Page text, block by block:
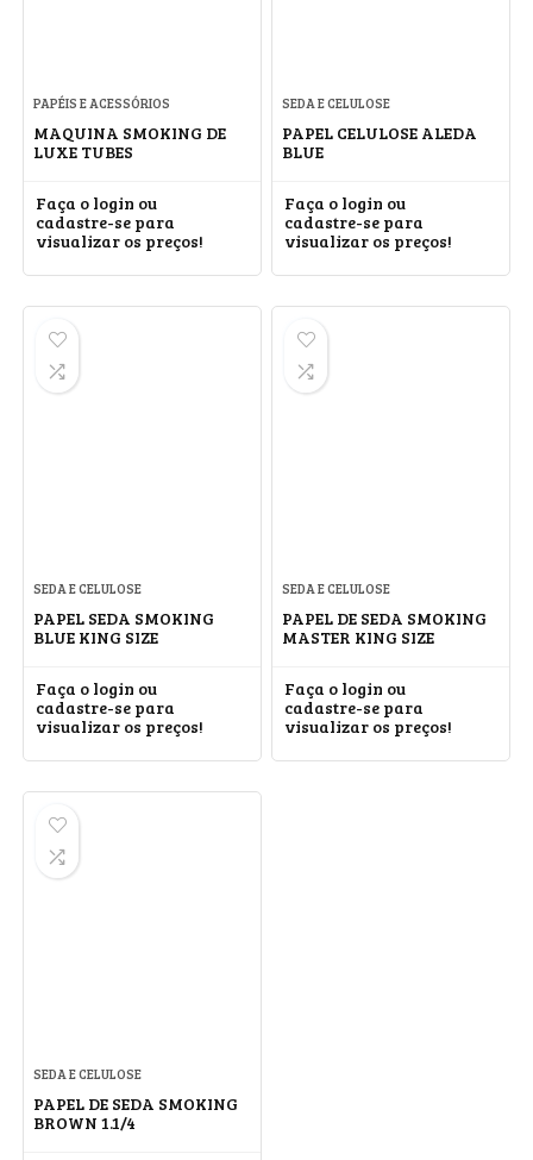
PAPÉIS E ACESSÓRIOS
MAQUINA SMOKING DE
LUXE TUBES
Faça o login ou
cadastre-se para
visualizar os preços!
SEDA E CELULOSE
PAPEL CELULOSE ALEDA
BLUE
Faça o login ou
cadastre-se para
visualizar os preços!
SEDA E CELULOSE
PAPEL SEDA SMOKING
BLUE KING SIZE
Faça o login ou
cadastre-se para
visualizar os preços!
SEDA E CELULOSE
PAPEL DE SEDA SMOKING
MASTER KING SIZE
Faça o login ou
cadastre-se para
visualizar os preços!
SEDA E CELULOSE
PAPEL DE SEDA SMOKING
BROWN 1.1/4